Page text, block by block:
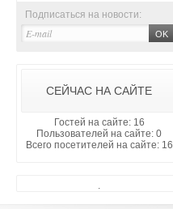
Подписаться на новости:
СЕЙЧАС НА САЙТЕ
Гостей на сайте: 16
Пользователей на сайте: 0
Всего посетителей на сайте: 16
.